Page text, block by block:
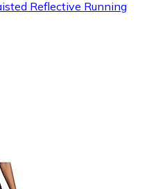
Reflective Running